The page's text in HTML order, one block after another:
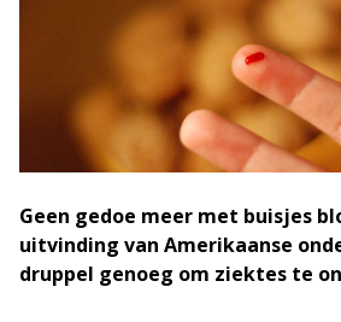
Geen gedoe meer met buisjes
uitvinding van Amerikaanse
druppel genoeg om ziektes te